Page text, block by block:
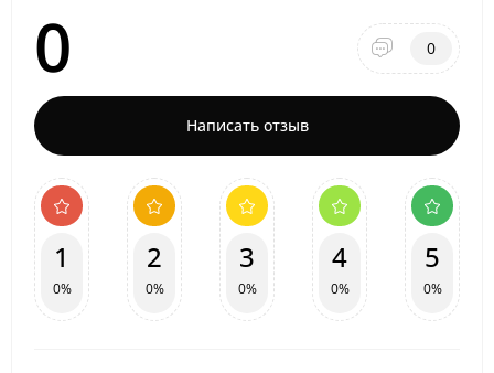
0 0
Написать отзыв
1
0%
2
0%
3
0%
4
0%
5
0%